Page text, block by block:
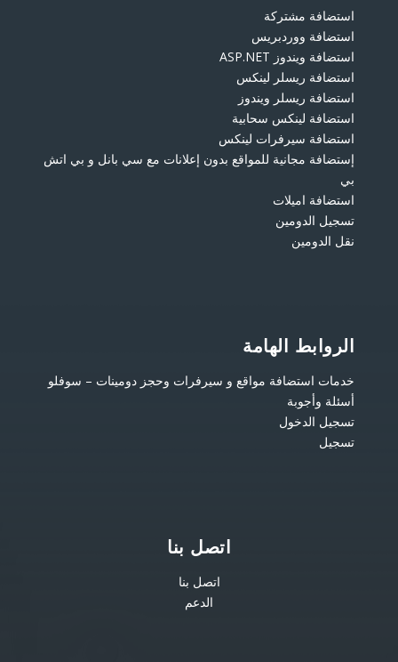
استضافة مشتركة
استضافة ووردبريس
استضافة ويندوز ASP.NET
استضافة ريسلر لينكس
استضافة ريسلر ويندوز
استضافة لينكس سحابية
استضافة سيرفرات لينكس
إستضافة مجانية للمواقع بدون إعلانات مع سي بانل و بي اتش
بي
استضافة اميلات
تسجيل الدومين
نقل الدومين
الروابط الهامة
خدمات استضافة مواقع و سيرفرات وحجز دومينات – سوفلو
أسئلة وأجوبة
تسجيل الدخول
تسجيل
اتصل بنا
اتصل بنا
الدعم